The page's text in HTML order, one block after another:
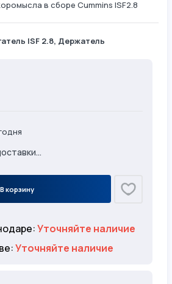
в сборе Cummins ISF2.8
ISF 2.8, Держатель
В корзину
Уточняйте наличие
Уточняйте наличие